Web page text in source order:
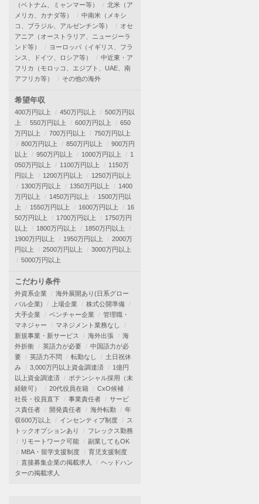
（ベトナム、ミャンマー等）
北米（ア
メリカ、カナダ等）
中南米（メキシ
コ、ブラジル、アルゼンチン等）
オセ
アニア（オーストラリア、ニュージーラ
ンド等）
ヨーロッパ（イギリス、フラ
ンス、ドイツ、ロシア等）
中近東・ア
フリカ（モロッコ、エジプト、UAE、南
アフリカ等）
その他の海外
希望年収
400万円以上 450万円以上
500万円以
上
550万円以上 600万円以上
650
万円以上
700万円以上
750万円以上
800万円以上
850万円以上
900万円
以上
950万円以上 1000万円以上
1
050万円以上
1100万円以上
1150万
円以上
1200万円以上
1250万円以上
1300万円以上
1350万円以上
1400
万円以上
1450万円以上
1500万円以
上
1550万円以上 1600万円以上
16
50万円以上
1700万円以上
1750万円
以上
1800万円以上
1850万円以上
1900万円以上
1950万円以上
2000万
円以上
2500万円以上
3000万円以上
5000万円以上
こだわり条件
外資系企業
海外展開あり(日系グロー
バル企業)
上場企業
株式公開準備
大手企業
ベンチャー企業
管理職・
マネジャー
マネジメント業務なし
新規事業・新サービス
海外出張
海
外折衝
英語力が必要
中国語力が必
要
英語力不問 転勤なし
土日祝休
み
3,000万円以上資金調達済
1億円
以上資金調達済
ポテンシャル採用（未
経験可）
20代役員在籍
CxO候補
社長・役員直下
事業責任者
サービ
ス責任者
開発責任者 海外転勤
年
収600万以上
インセンティブ制度
ス
トックオプションあり
フレックス勤務
リモートワーク可能
副業してもOK
MBA・留学支援制度
育児支援制度
直接募集企業の掲載求人
ヘッドハン
ターの掲載求人